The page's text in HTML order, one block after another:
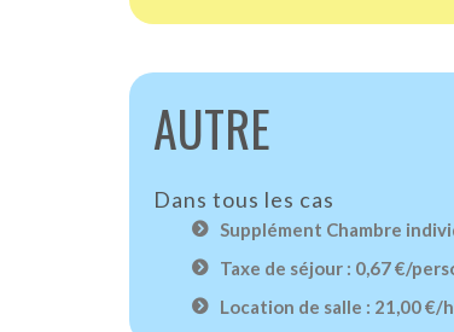
AUTRE
Dans tous les cas
Supplément Chambre
Taxe de séjour : 0,67 €/
Location de salle : 21,00